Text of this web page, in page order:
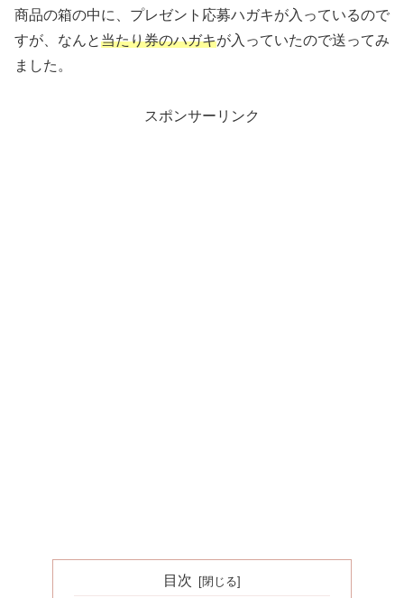
商品の箱の中に、プレゼント応募ハガキが入っているので
すが、なんと当たり券のハガキが入っていたので送ってみ
ました。
スポンサーリンク
目次